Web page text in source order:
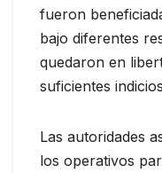
fueron
bajo diferentes
quedaron en
suficientes
Las autoridades
los operativos